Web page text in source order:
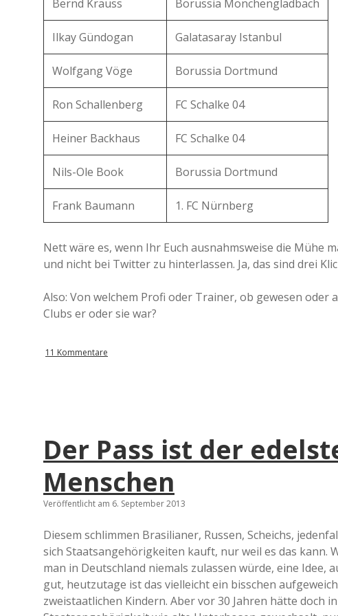
Bernd Krauss Borussia Mönchengladbach
Ilkay Gündogan Galatasaray Istanbul
Wolfgang Vöge Borussia Dortmund
Ron Schallenberg FC Schalke 04
Heiner Backhaus FC Schalke 04
Nils-Ole Book Borussia Dortmund
Frank Baumann 1. FC Nürnberg
Nett wäre es, wenn Ihr Euch ausnahmsweise die Mühe
und nicht bei Twitter zu hinterlassen. Ja, das sind drei
Also: Von welchem Profi oder Trainer, ob gewesen
Clubs er oder sie war?
11 Kommentare
Der Pass ist der
Menschen
Veröffentlicht am 6. September 2013
Diesem schlimmen Brasilianer, Russen, Scheichs,
sich Staatsangehörigkeiten kauft, nur weil es das kann.
man in Deutschland niemals zulassen würde, eine Idee,
gut, heutzutage ist das vielleicht ein bisschen
zweistaatlichen Kindern. Aber vor 30 Jahren hätte doch